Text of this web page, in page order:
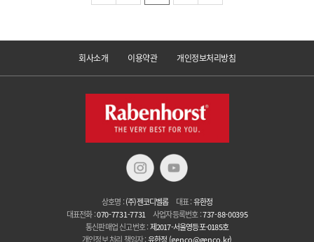
회사소개 이용약관 개인정보처리방침
상호명 :(주)젠코디벨롭 대표 :유한정
대표전화 :070-7731-7731 사업자등록번호 :737-88-00395
통신판매업 신고번호 :제2017-서울영등포-0185호